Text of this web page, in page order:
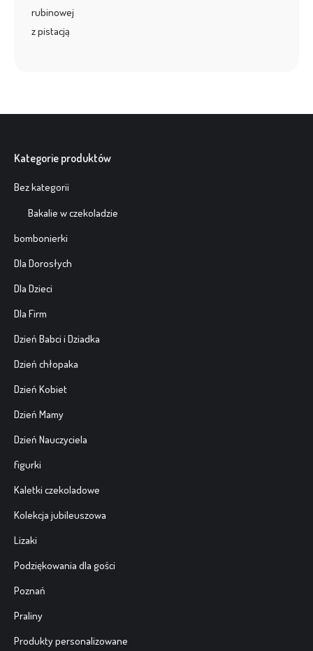
Kategorie produktów
Bez kategorii
Bakalie w czekoladzie
bombonierki
Dla Dorosłych
Dla Dzieci
Dla Firm
Dzień Babci i Dziadka
Dzień chłopaka
Dzień Kobiet
Dzień Mamy
Dzień Nauczyciela
figurki
Kaletki czekoladowe
Kolekcja jubileuszowa
Lizaki
Podziękowania dla gości
Poznań
Praliny
Produkty personalizowane